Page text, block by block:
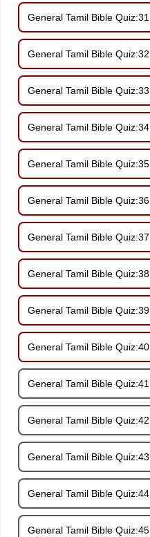
General Tamil Bible Quiz:31
General Tamil Bible Quiz:32
General Tamil Bible Quiz:33
General Tamil Bible Quiz:34
General Tamil Bible Quiz:35
General Tamil Bible Quiz:36
General Tamil Bible Quiz:37
General Tamil Bible Quiz:38
General Tamil Bible Quiz:39
General Tamil Bible Quiz:40
General Tamil Bible Quiz:41
General Tamil Bible Quiz:42
General Tamil Bible Quiz:43
General Tamil Bible Quiz:44
General Tamil Bible Quiz:45